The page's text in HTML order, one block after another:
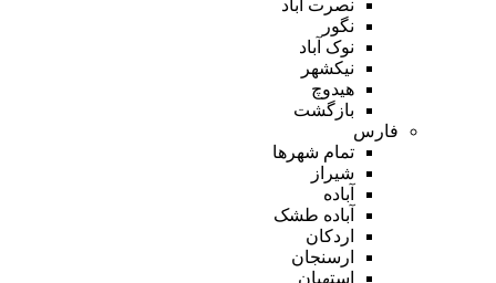
نصرت آباد
نگور
نوک آباد
نیکشهر
هیدوچ
بازگشت
فارس
تمام شهر‌ها
شیراز
آباده
آباده طشک
اردکان
ارسنجان
استهبان